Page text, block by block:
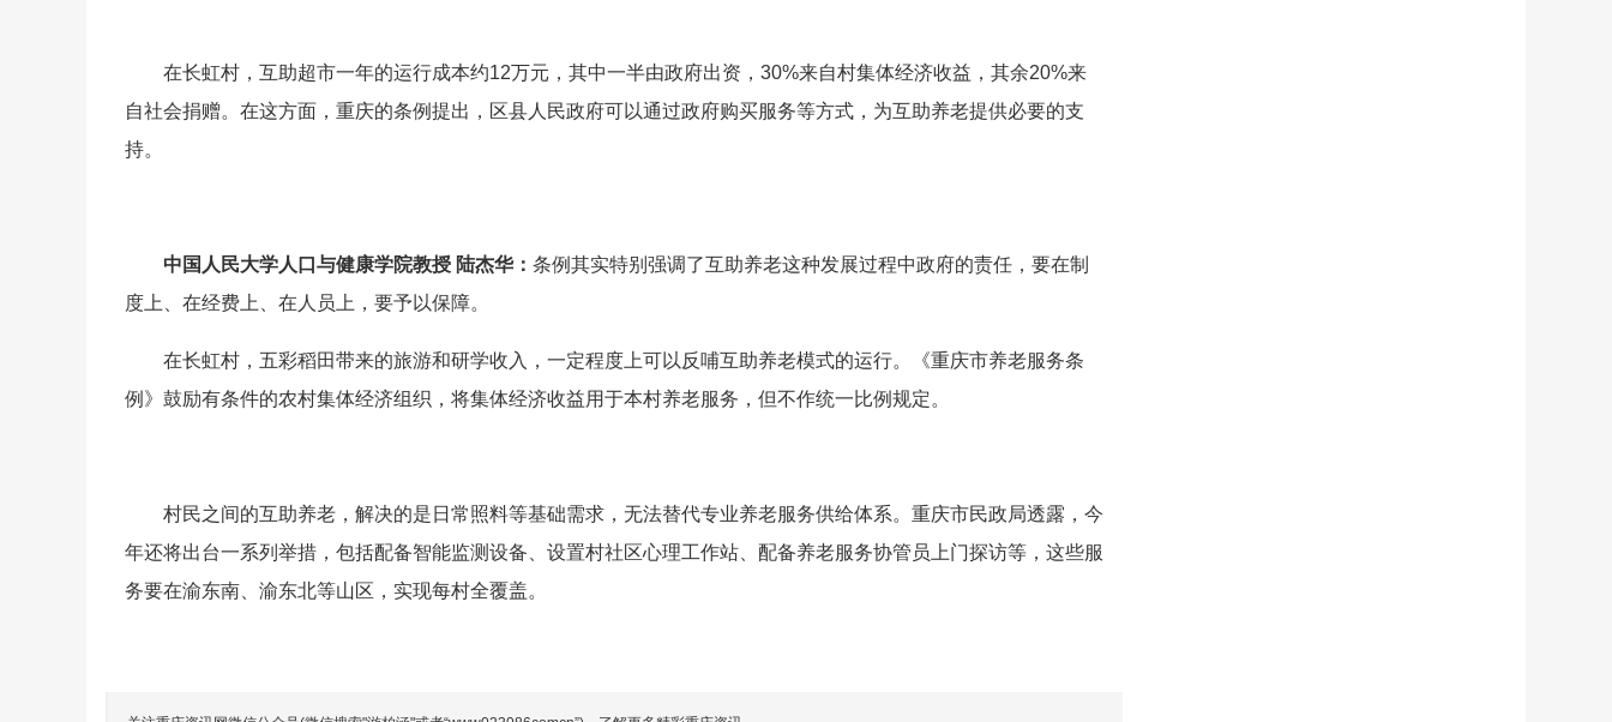
在长虹村，互助超市一年的运行成本约12万元，其中一半由政府出资，30%来自村集体经济收益，其余20%来
自社会捐赠。在这方面，重庆的条例提出，区县人民政府可以通过政府购买服务等方式，为互助养老提供必要的支
持。
中国人民大学人口与健康学院教授 陆杰华： 条例其实特别强调了互助养老这种发展过程中政府的责任，要在制
度上、在经费上、在人员上，要予以保障。
在长虹村，五彩稻田带来的旅游和研学收入，一定程度上可以反哺互助养老模式的运行。《重庆市养老服务条
例》鼓励有条件的农村集体经济组织，将集体经济收益用于本村养老服务，但不作统一比例规定。
村民之间的互助养老，解决的是日常照料等基础需求，无法替代专业养老服务供给体系。重庆市民政局透露，今
年还将出台一系列举措，包括配备智能监测设备、设置村社区心理工作站、配备养老服务协管员上门探访等，这些服
务要在渝东南、渝东北等山区，实现每村全覆盖。